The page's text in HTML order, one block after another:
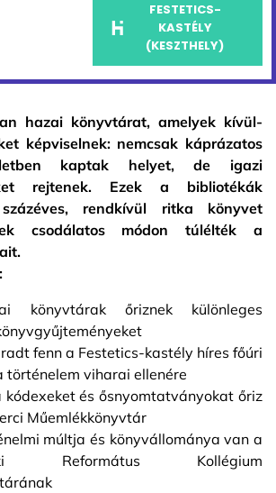
FESTETICS-
KASTÉLY
(KESZTHELY)
hazai könyvtárat, amelyek kívül-
képviselnek: nemcsak káprázatos
kaptak helyet, de igazi
rejtenek. Ezek a bibliotékák
rendkívül ritka könyvet
csodálatos módon túlélték a
könyvtárak őriznek különleges
fenn a Festetics-kastély híres főúri
történelem viharai ellenére
kódexeket és ősnyomtatványokat őriz
Műemlékkönyvtár
múltja és könyvállománya van a
Református Kollégium